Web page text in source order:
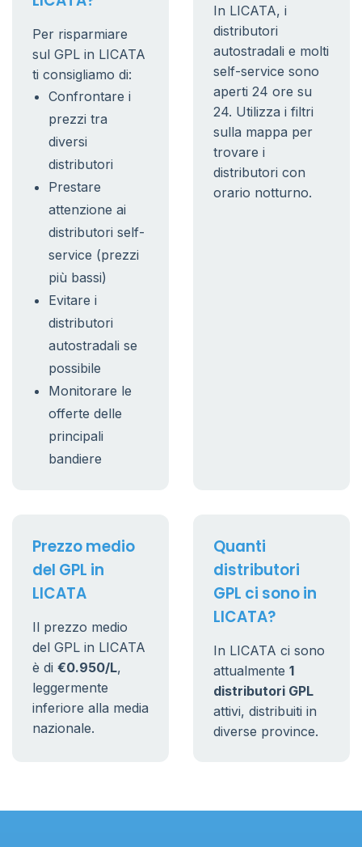
Per risparmiare
sul GPL in LICATA
ti consigliamo di:
Confrontare i
prezzi tra
diversi
distributori
Prestare
attenzione ai
distributori self-
service (prezzi
più bassi)
Evitare i
distributori
autostradali se
possibile
Monitorare le
offerte delle
principali
bandiere
In LICATA, i
distributori
autostradali e molti
self-service sono
aperti 24 ore su
24. Utilizza i filtri
sulla mappa per
trovare i
distributori con
orario notturno.
Prezzo medio
del GPL in
LICATA
Il prezzo medio
del GPL in LICATA
è di €0.950/L,
leggermente
inferiore alla media
nazionale.
Quanti
distributori
GPL ci sono in
LICATA?
In LICATA ci sono
attualmente 1
distributori GPL
attivi, distribuiti in
diverse province.